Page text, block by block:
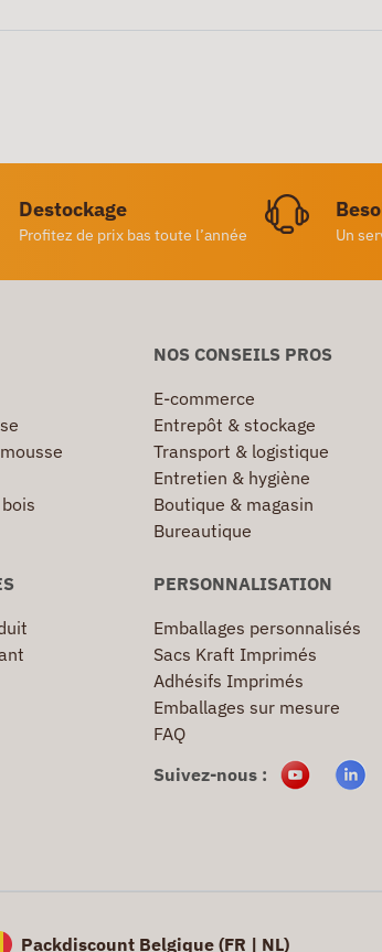
Destockage
Profitez de prix bas toute l’année Un
NOS CONSEILS PROS
E-commerce
Entrepôt & stockage
Transport & logistique
Entretien & hygiène
Boutique & magasin
Bureautique
PERSONNALISATION
Emballages personnalisés
Sacs Kraft Imprimés
Adhésifs Imprimés
Emballages sur mesure
FAQ
Suivez-nous :
Packdiscount Belgique (FR | NL)